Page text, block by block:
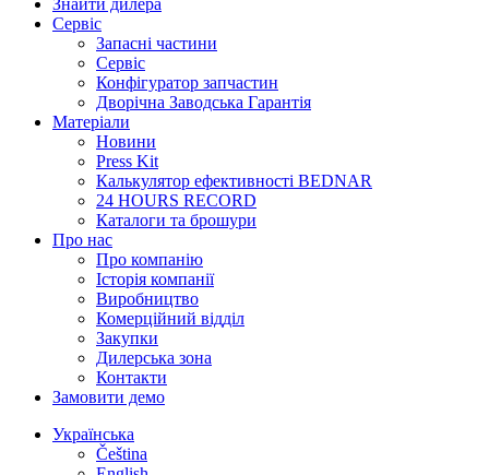
Знайти дилера
Сервіс
Запасні частини
Сервіс
Конфігуратор запчастин
Дворічна Заводська Гарантія
Матеріали
Новини
Press Kit
Калькулятор ефективності BEDNAR
24 HOURS RECORD
Каталоги та брошури
Про нас
Про компанію
Історія компанії
Виробництво
Комерційний відділ
Закупки
Дилерська зона
Контакти
Замовити демо
Українська
Čeština